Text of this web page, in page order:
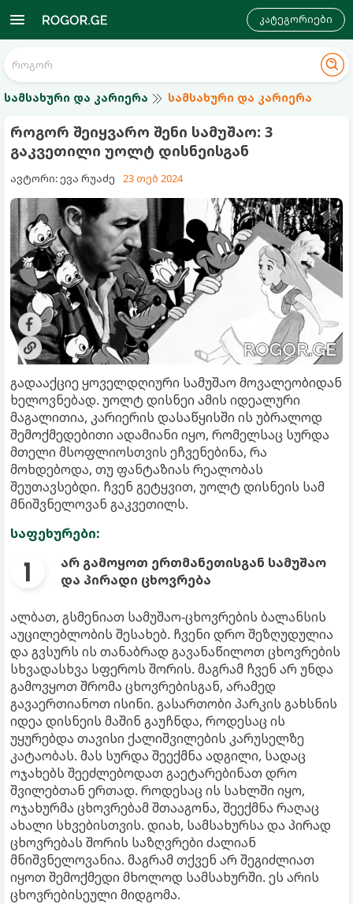
კატეგორიები
სამსახური და კარიერა სამსახური და კარიერა
როგორ შეიყვარო შენი სამუშაო: 3
გაკვეთილი უოლტ დისნეისგან
ავტორი: ევა რუაძე 23 თებ 2024
გადააქციე ყოველდღიური სამუშაო მოვალეობიდან
ხელოვნებად. უოლტ დისნეი ამის იდეალური
მაგალითია, კარიერის დასაწყისში ის უბრალოდ
შემოქმედებითი ადამიანი იყო, რომელსაც სურდა
მთელი მსოფლიოსთვის ეჩვენებინა, რა
მოხდებოდა, თუ ფანტაზიას რეალობას
შეუთავსებდი. ჩვენ გეტყვით, უოლტ დისნეის სამ
მნიშვნელოვან გაკვეთილს.
საფეხურები:
არ გამოყოთ ერთმანეთისგან სამუშაო
და პირადი ცხოვრება
ალბათ, გსმენიათ სამუშაო-ცხოვრების ბალანსის
აუცილებლობის შესახებ. ჩვენი დრო შეზღუდულია
და გვსურს ის თანაბრად გავანაწილოთ ცხოვრების
სხვადასხვა სფეროს შორის. მაგრამ ჩვენ არ უნდა
გამოვყოთ შრომა ცხოვრებისგან, არამედ
გავაერთიანოთ ისინი. გასართობი პარკის გახსნის
იდეა დისნეის მაშინ გაუჩნდა, როდესაც ის
უყურებდა თავისი ქალიშვილების კარუსელზე
კატაობას. მას სურდა შეექმნა ადგილი, სადაც
ოჯახებს შეეძლებოდათ გაეტარებინათ დრო
შვილებთან ერთად. როდესაც ის სახლში იყო,
ოჯახურმა ცხოვრებამ შთააგონა, შეექმნა რაღაც
ახალი სხვებისთვის. დიახ, სამსახურსა და პირად
ცხოვრებას შორის საზღვრები ძალიან
მნიშვნელოვანია. მაგრამ თქვენ არ შეგიძლიათ
იყოთ შემოქმედი მხოლოდ სამსახურში. ეს არის
ცხოვრებისეული მიდგომა.